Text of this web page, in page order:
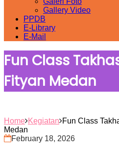
Gallery Video
PPDB
E-Library
E-Mail
Fun Class
Fityan Medan
Home Kegiatan Fun Class
Medan
February 18, 2026